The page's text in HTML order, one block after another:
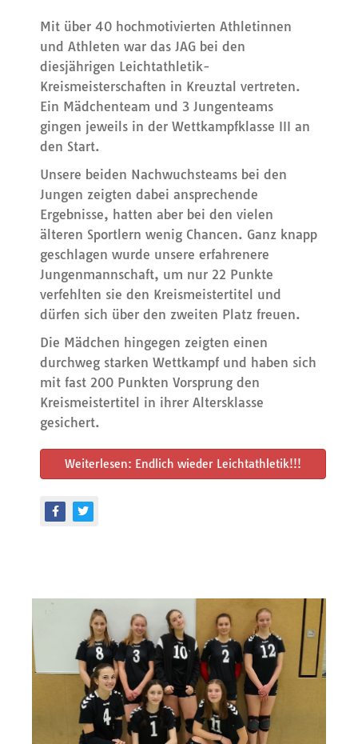
Mit über 40 hochmotivierten Athletinnen
und Athleten war das JAG bei den
diesjährigen Leichtathletik-
Kreismeisterschaften in Kreuztal vertreten.
Ein Mädchenteam und 3 Jungenteams
gingen jeweils in der Wettkampfklasse III an
den Start.
Unsere beiden Nachwuchsteams bei den
Jungen zeigten dabei ansprechende
Ergebnisse, hatten aber bei den vielen
älteren Sportlern wenig Chancen. Ganz knapp
geschlagen wurde unsere erfahrenere
Jungenmannschaft, um nur 22 Punkte
verfehlten sie den Kreismeistertitel und
dürfen sich über den zweiten Platz freuen.
Die Mädchen hingegen zeigten einen
durchweg starken Wettkampf und haben sich
mit fast 200 Punkten Vorsprung den
Kreismeistertitel in ihrer Altersklasse
gesichert.
Weiterlesen: Endlich wieder Leichtathletik!!!